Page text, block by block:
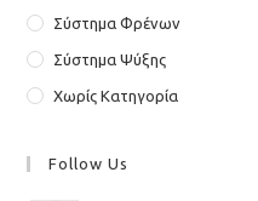
Σύστημα Φρένων
Σύστημα Ψύξης
Χωρίς Κατηγορία
Follow Us